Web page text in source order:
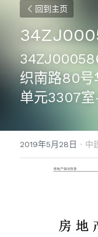
回到主页
织南路80号
单元3307
2019年5月28日 · 中